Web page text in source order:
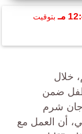
مـ بتوقيت
خلال
ضمن
شرم
أن العمل مع